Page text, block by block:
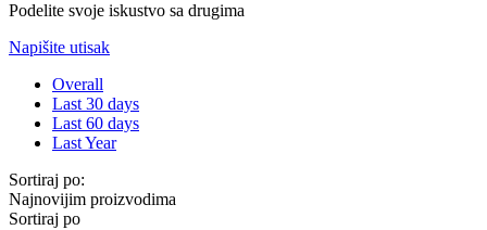
Podelite svoje iskustvo sa drugima
Napišite utisak
Overall
Last 30 days
Last 60 days
Last Year
Sortiraj po:
Najnovijim proizvodima
Sortiraj po